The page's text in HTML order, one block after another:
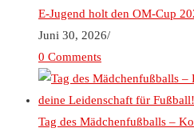
E-Jugend holt den OM-Cup
Juni 30, 2026/
0 Comments
Tag des Mädchenfußballs –